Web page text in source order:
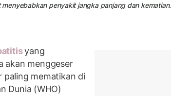
penyakit jangka panjang dan kematian.
yang
akan menggeser
paling mematikan di
Dunia (WHO)